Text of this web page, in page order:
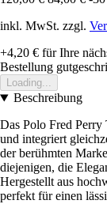
inkl. MwSt. zzgl.
+4,20 € für Ihre
Bestellung
Loading...
Beschreibung
Das Polo Fred Perry
und integriert
der berühmten
diejenigen, die
Hergestellt aus
perfekt für einen